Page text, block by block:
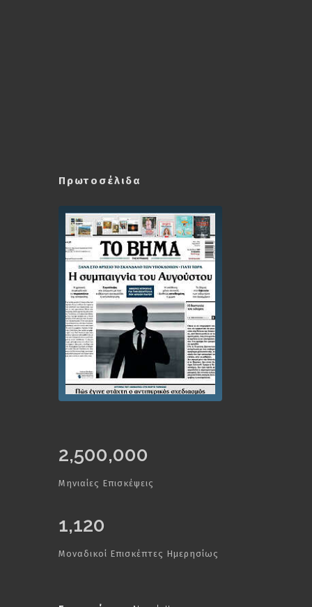
Πρωτοσέλιδα
2,500,000
Μηνιαίες Επισκέψεις
1,120
Μοναδικοί Επισκέπτες Ημερησίως